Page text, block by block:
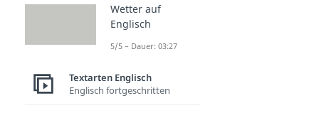
Wetter auf
Englisch
5/5 – Dauer: 03:27
Textarten Englisch
Englisch fortgeschritten